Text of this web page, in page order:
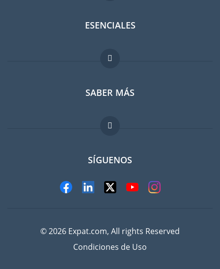
ESENCIALES
Foro para expatriados
Guia para expatriados
Trabajos en el extranjero
SABER MÁS
FAQ
SÍGUENOS
© 2026 Expat.com, All rights Reserved
Condiciones de Uso